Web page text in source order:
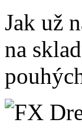
Jak už
na